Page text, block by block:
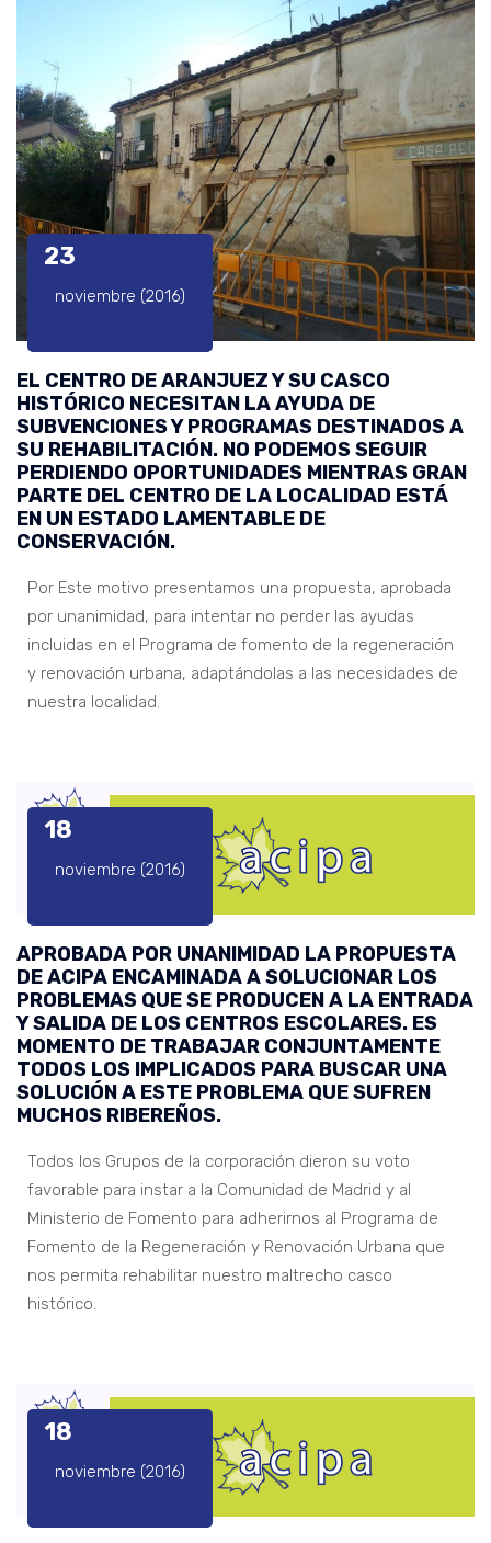
23
noviembre (2016)
EL CENTRO DE ARANJUEZ Y SU CASCO
HISTÓRICO NECESITAN LA AYUDA DE
SUBVENCIONES Y PROGRAMAS DESTINADOS A
SU REHABILITACIÓN. NO PODEMOS SEGUIR
PERDIENDO OPORTUNIDADES MIENTRAS GRAN
PARTE DEL CENTRO DE LA LOCALIDAD ESTÁ
EN UN ESTADO LAMENTABLE DE
CONSERVACIÓN.
Por Este motivo presentamos una propuesta, aprobada
por unanimidad, para intentar no perder las ayudas
incluidas en el Programa de fomento de la regeneración
y renovación urbana, adaptándolas a las necesidades de
nuestra localidad.
18
noviembre (2016)
APROBADA POR UNANIMIDAD LA PROPUESTA
DE ACIPA ENCAMINADA A SOLUCIONAR LOS
PROBLEMAS QUE SE PRODUCEN A LA ENTRADA
Y SALIDA DE LOS CENTROS ESCOLARES. ES
MOMENTO DE TRABAJAR CONJUNTAMENTE
TODOS LOS IMPLICADOS PARA BUSCAR UNA
SOLUCIÓN A ESTE PROBLEMA QUE SUFREN
MUCHOS RIBEREÑOS.
Todos los Grupos de la corporación dieron su voto
favorable para instar a la Comunidad de Madrid y al
Ministerio de Fomento para adherirnos al Programa de
Fomento de la Regeneración y Renovación Urbana que
nos permita rehabilitar nuestro maltrecho casco
histórico.
18
noviembre (2016)